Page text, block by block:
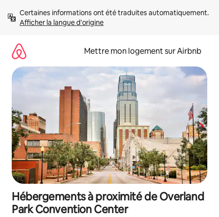
directement
Afficher la langue d'origine
Mettre mon logement sur Airbnb
Hébergements à proximité de Overland
Park Convention Center